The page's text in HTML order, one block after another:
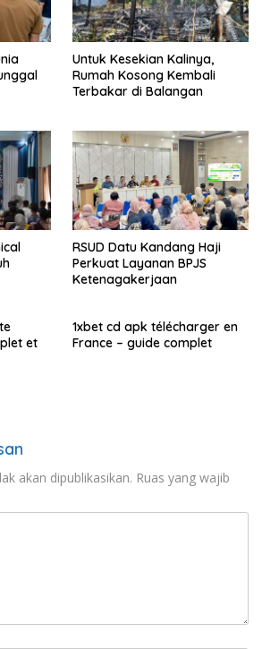
Untuk Kesekian Kalinya,
Rumah Kosong Kembali
Terbakar di Balangan
RSUD Datu Kandang Haji
Perkuat Layanan BPJS
Ketenagakerjaan
et
1xbet cd apk télécharger en
France – guide complet
akan dipublikasikan. Ruas yang wajib